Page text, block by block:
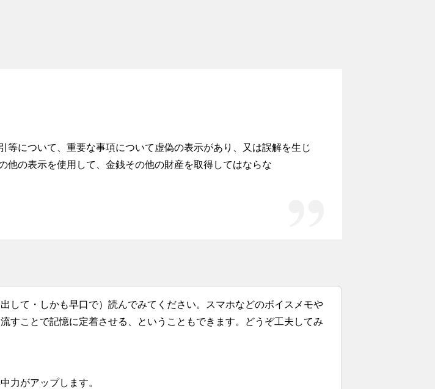
等について、重要な事項について虚偽の表示があり、又は誤解を生じ
他の表示を使用して、金銭その他の財産を取得してはならな
して・しかも早口で）読んでみてください。スマホなどのボイスメモや
すことで記憶に定着させる、ということもできます。どうぞ工夫してみ
力がアップします。